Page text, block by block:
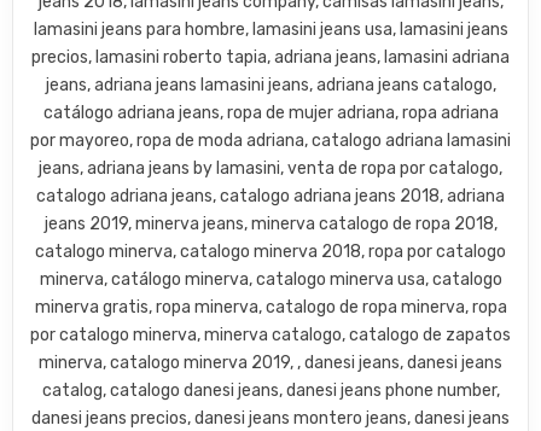
lamasini jeans para hombre, lamasini jeans usa, lamasini jeans
precios, lamasini roberto tapia, adriana jeans, lamasini adriana
jeans, adriana jeans lamasini jeans, adriana jeans catalogo,
catálogo adriana jeans, ropa de mujer adriana, ropa adriana
por mayoreo, ropa de moda adriana, catalogo adriana lamasini
jeans, adriana jeans by lamasini, venta de ropa por catalogo,
catalogo adriana jeans, catalogo adriana jeans 2018, adriana
jeans 2019, minerva jeans, minerva catalogo de ropa 2018,
catalogo minerva, catalogo minerva 2018, ropa por catalogo
minerva, catálogo minerva, catalogo minerva usa, catalogo
minerva gratis, ropa minerva, catalogo de ropa minerva, ropa
por catalogo minerva, minerva catalogo, catalogo de zapatos
minerva, catalogo minerva 2019, , danesi jeans, danesi jeans
catalog, catalogo danesi jeans, danesi jeans phone number,
danesi jeans precios, danesi jeans montero jeans, danesi jeans